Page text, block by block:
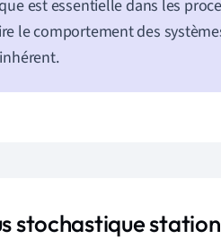
est essentielle dans les
le comportement des
stochastique